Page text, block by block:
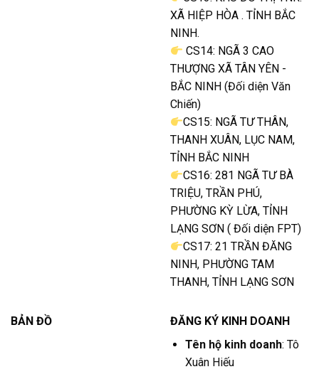
XÃ HIỆP HÒA . TỈNH BẮC
NINH.
CS14: NGÃ 3 CAO
THƯỢNG XÃ TÂN YÊN -
BẮC NINH (Đối diện Văn
Chiến)
CS15: NGÃ TƯ THÂN,
THANH XUÂN, LỤC NAM,
TỈNH BẮC NINH
CS16: 281 NGÃ TƯ BÀ
TRIỆU, TRẦN PHÚ,
PHƯỜNG KỲ LỪA, TỈNH
LẠNG SƠN ( Đối diện FPT)
CS17: 21 TRẦN ĐĂNG
NINH, PHƯỜNG TAM
THANH, TỈNH LẠNG SƠN
BẢN ĐỒ
ĐĂNG KÝ KINH DOANH
Tên hộ kinh doanh: Tô
Xuân Hiếu